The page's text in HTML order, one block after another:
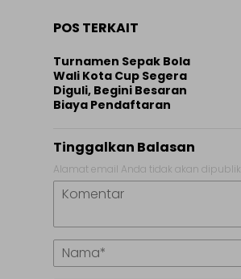
POS TERKAIT
Turnamen Sepak Bola
Wali Kota Cup Segera
Diguli, Begini Besaran
Biaya Pendaftaran
Tinggalkan Balasan
Alamat email Anda tidak akan